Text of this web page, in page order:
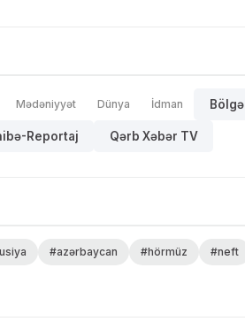
Mədəniyyət Dünya İdman
Reportaj Qərb Xəbər TV
#azərbaycan #hörmüz #neft